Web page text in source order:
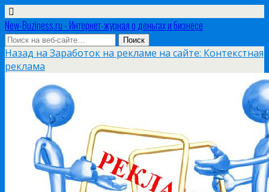
New-Buziness.ru - Интернет-журнал о деньгах и бизнесе
Назад на Заработок на рекламе на сайте: Контекстная
реклама